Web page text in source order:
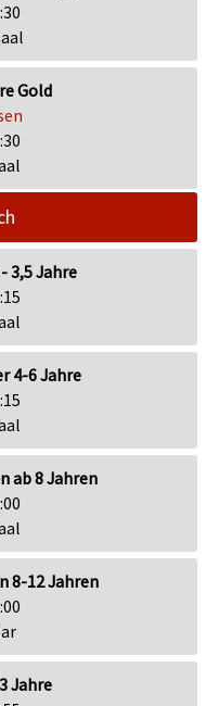
Gold
3,5 Jahre
4-6 Jahre
ab 8 Jahren
8-12 Jahren
Jahre